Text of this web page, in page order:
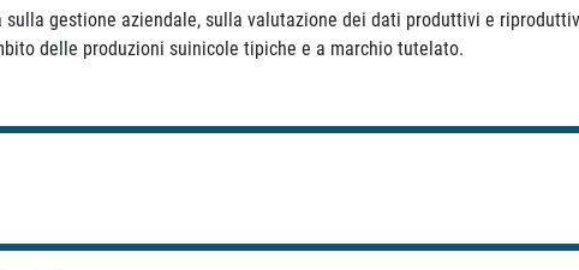
gestione aziendale, sulla valutazione dei dati produttivi e
delle produzioni suinicole tipiche e a marchio tutelato.